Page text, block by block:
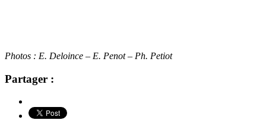
Photos : E. Deloince – E. Penot – Ph. Petiot
Partager :